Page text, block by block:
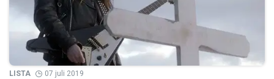
LISTA 07 juli 2019